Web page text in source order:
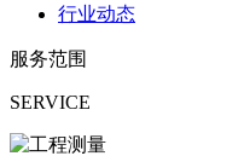
行业动态
服务范围
SERVICE